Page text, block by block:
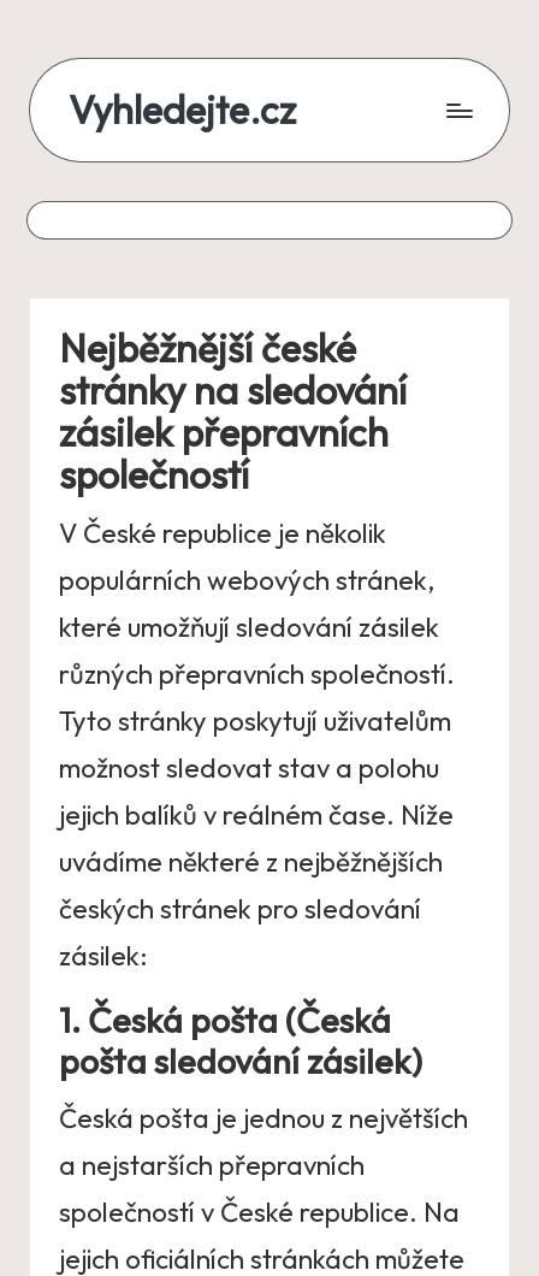
content
Vyhledejte.cz
zájezdy,
recenze,
i
půjčky
na
jednom
místě
Nejběžnější české
stránky na sledování
zásilek přepravních
společností
V České republice je několik
populárních webových stránek,
které umožňují sledování zásilek
různých přepravních společností.
Tyto stránky poskytují uživatelům
možnost sledovat stav a polohu
jejich balíků v reálném čase. Níže
uvádíme některé z nejběžnějších
českých stránek pro sledování
zásilek:
1. Česká pošta (Česká
pošta sledování zásilek)
Česká pošta je jednou z největších
a nejstarších přepravních
společností v České republice. Na
jejich oficiálních stránkách můžete